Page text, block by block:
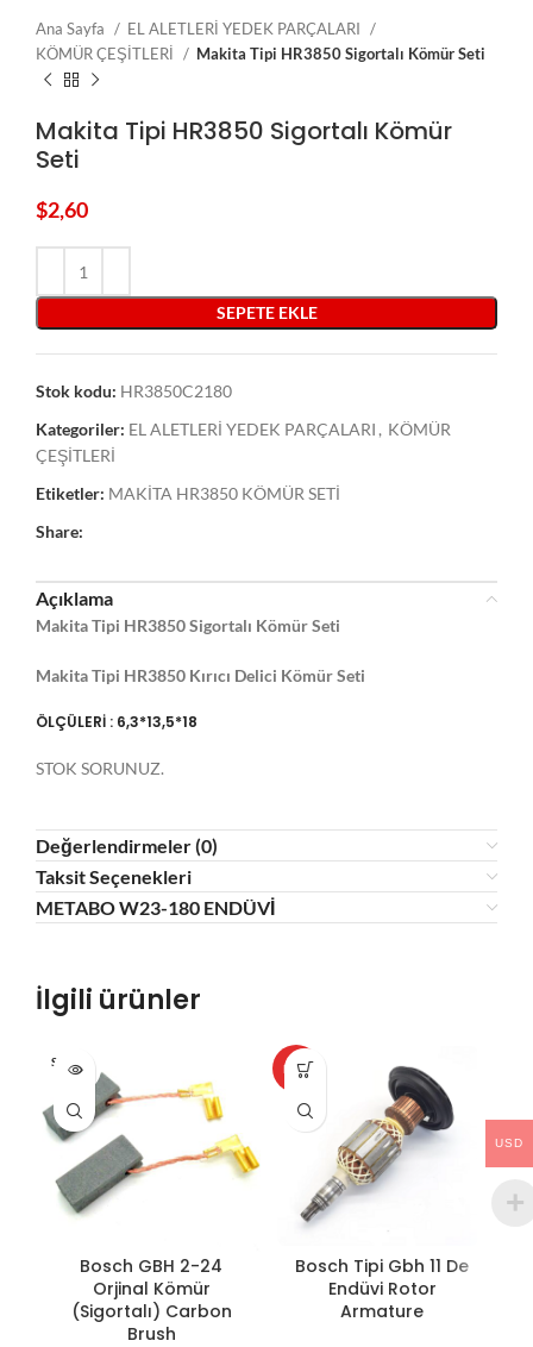
Ana Sayfa
EL ALETLERİ YEDEK PARÇALARI
KÖMÜR ÇEŞİTLERİ
Makita Tipi HR3850 Sigortalı Kömür Seti
Makita Tipi HR3850 Sigortalı Kömür
Seti
$2,60
SEPETE EKLE
Stok kodu: HR3850C2180
Kategoriler: EL ALETLERİ YEDEK PARÇALARI , KÖMÜR
ÇEŞİTLERİ
Etiketler: MAKİTA HR3850 KÖMÜR SETİ
Share:
Açıklama
Makita Tipi HR3850 Sigortalı Kömür Seti
Makita Tipi HR3850 Kırıcı Delici Kömür Seti
ÖLÇÜLERİ : 6,3*13,5*18
STOK SORUNUZ.
Değerlendirmeler (0)
Taksit Seçenekleri
METABO W23-180 ENDÜVİ
İlgili ürünler
SOLD O
UT
Bosch GBH 2-24
Orjinal Kömür
(Sigortalı) Carbon
Brush
HOT
Bosch Tipi Gbh 11 De
Endüvi Rotor
Armature
USD